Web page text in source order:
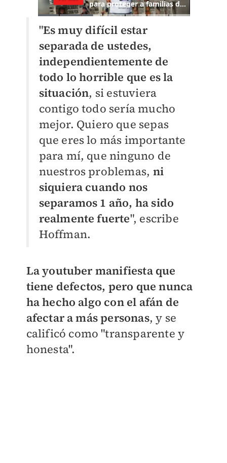
"Es muy difícil estar
separada de ustedes,
independientemente de
todo lo horrible que es la
situación, si estuviera
contigo todo sería mucho
mejor. Quiero que sepas
que eres lo más importante
para mí, que ninguno de
nuestros problemas, ni
siquiera cuando nos
separamos 1 año, ha sido
realmente fuerte", escribe
Hoffman.
La youtuber manifiesta que
tiene defectos, pero que nunca
ha hecho algo con el afán de
afectar a más personas, y se
calificó como "transparente y
honesta".